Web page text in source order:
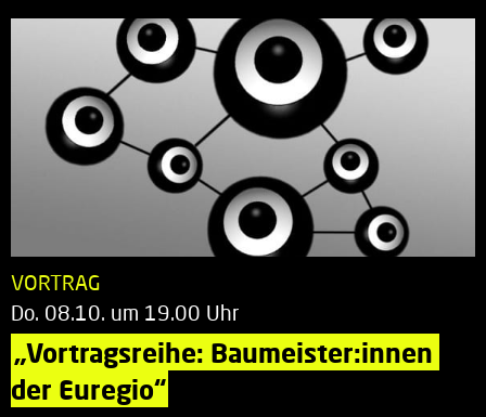
VORTRAG
Do. 08.10. um 19.00 Uhr
„Vortragsreihe: Baumeister:innen
der Euregio“